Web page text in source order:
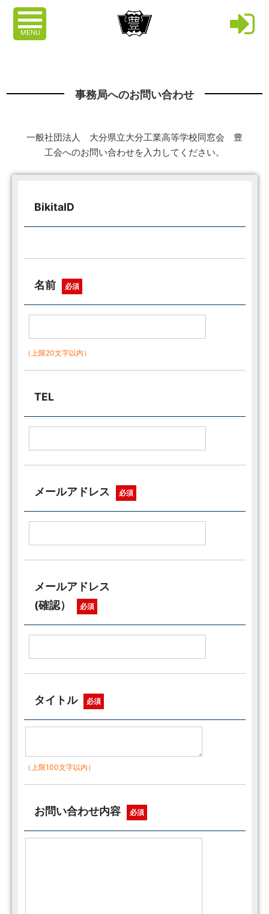
MENU
事務局へのお問い合わせ
一般社団法人 大分県立大分工業高等学校同窓会 豊
工会へのお問い合わせを入力してください。
BikitaID
名前 必須
（上限20文字以内）
TEL
メールアドレス 必須
メールアドレス
(確認）
必須
タイトル 必須
（上限100文字以内）
お問い合わせ内容 必須